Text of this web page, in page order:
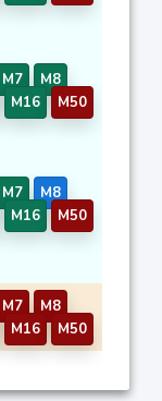
M7
M8
M16 M50
M7
M8
M16 M50
M7
M8
M16 M50